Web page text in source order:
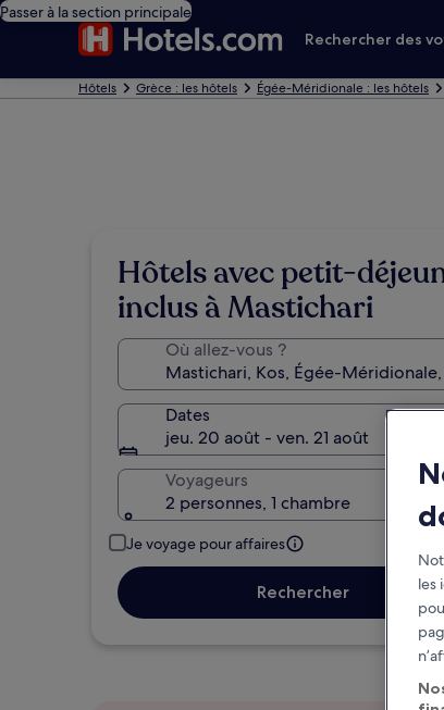
Passer à la section principale
Rechercher des
Hôtels Grèce : les hôtels Égée-Méridionale : les hôtels
Hôtels avec petit-
inclus à Mastichari
Où allez-vous ?
Dates
jeu. 20 août - ven. 21 août
Voyageurs
2 personnes, 1 chambre
Je voyage pour affaires
Rechercher
les